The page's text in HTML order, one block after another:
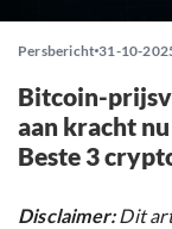
Persbericht 31-10-
Bitcoin-
aan kracht
Beste 3
Disclaimer:Dit